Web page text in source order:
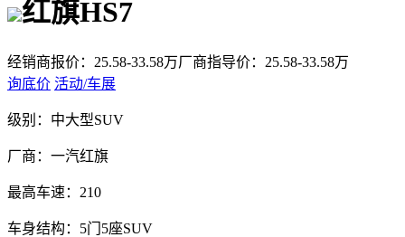
红旗HS7
经销商报价： 25.58-33.58万厂商指导价： 25.58-33.58万
询底价 活动/车展
级别： 中大型SUV
厂商： 一汽红旗
最高车速： 210
车身结构： 5门5座SUV